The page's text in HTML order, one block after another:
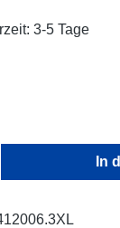
3-5 Tage
Gib den In